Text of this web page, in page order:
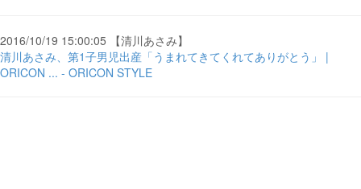
2016/10/19 15:00:05 【清川あさみ】
清川あさみ、第1子男児出産「うまれてきてくれてありがとう」 |
ORICON ... - ORICON STYLE